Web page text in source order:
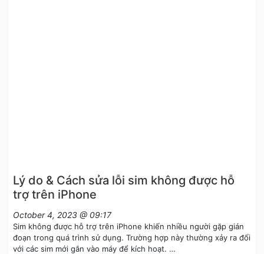
Lý do & Cách sửa lỗi sim không được hỗ
trợ trên iPhone
October 4, 2023 @ 09:17
Sim không được hỗ trợ trên iPhone khiến nhiều người gặp gián
đoạn trong quá trình sử dụng. Trường hợp này thường xảy ra đối
với các sim mới gắn vào máy để kích hoạt. …